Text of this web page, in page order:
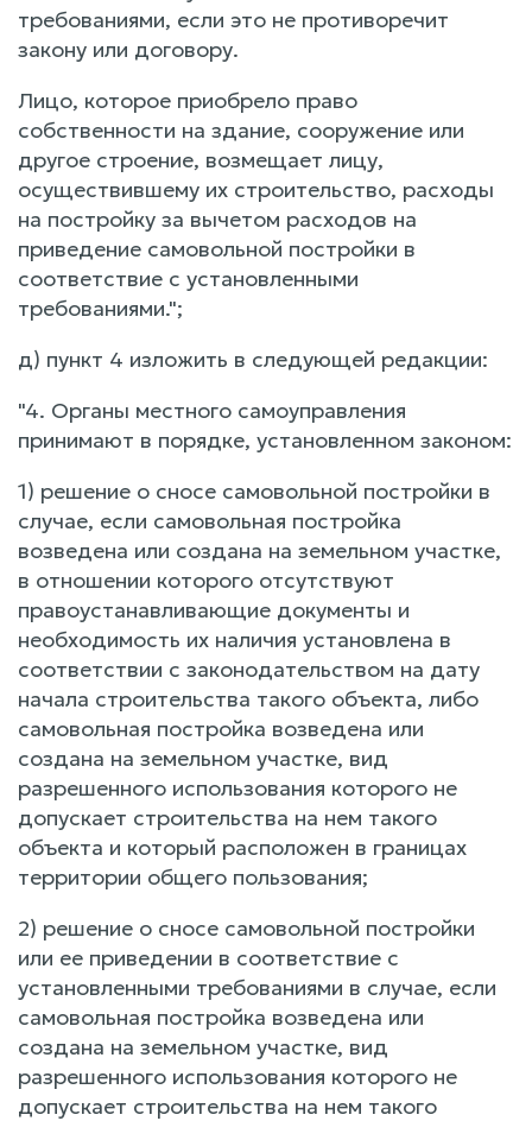
требованиями, если это не противоречит
закону или договору.
Лицо, которое приобрело право
собственности на здание, сооружение или
другое строение, возмещает лицу,
осуществившему их строительство, расходы
на постройку за вычетом расходов на
приведение самовольной постройки в
соответствие с установленными
требованиями.";
д) пункт 4 изложить в следующей редакции:
"4. Органы местного самоуправления
принимают в порядке, установленном законом:
1) решение о сносе самовольной постройки в
случае, если самовольная постройка
возведена или создана на земельном участке,
в отношении которого отсутствуют
правоустанавливающие документы и
необходимость их наличия установлена в
соответствии с законодательством на дату
начала строительства такого объекта, либо
самовольная постройка возведена или
создана на земельном участке, вид
разрешенного использования которого не
допускает строительства на нем такого
объекта и который расположен в границах
территории общего пользования;
2) решение о сносе самовольной постройки
или ее приведении в соответствие с
установленными требованиями в случае, если
самовольная постройка возведена или
создана на земельном участке, вид
разрешенного использования которого не
допускает строительства на нем такого